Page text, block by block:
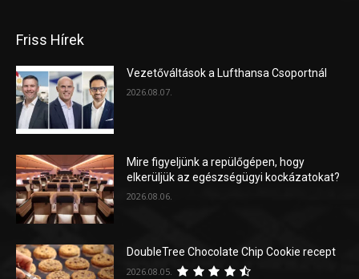
Friss Hírek
Vezetőváltások a Lufthansa Csoportnál
2026.08.07.
Mire figyeljünk a repülőgépen, hogy
elkerüljük az egészségügyi kockázatokat?
2026.08.06.
DoubleTree Chocolate Chip Cookie recept
2026.08.05.